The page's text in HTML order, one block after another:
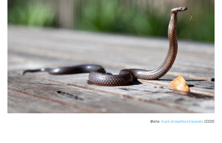
Фото: mark broadhurst/pexels (CC0)